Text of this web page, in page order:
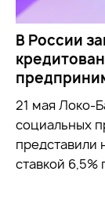
В России
21 мая Локо-
социальных
представили
ставкой 6,5%